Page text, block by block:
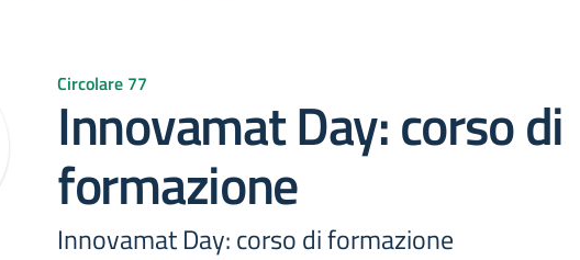
Circolare 77
Innovamat Day: corso di
formazione
Innovamat Day: corso di formazione